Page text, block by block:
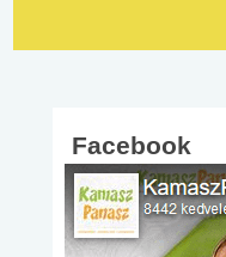
Facebook